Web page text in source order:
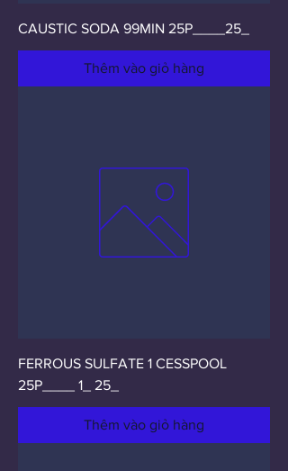
CAUSTIC SODA 99MIN 25P____25_
Thêm vào giỏ hàng
FERROUS SULFATE 1 CESSPOOL
25P____ 1_ 25_
Thêm vào giỏ hàng